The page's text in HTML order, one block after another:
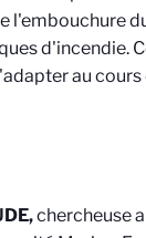
l'embouchure
d'incendie.
au cours
,chercheuse